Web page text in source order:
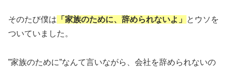
そのたび僕は 「家族のために、辞められないよ」
とウソを
ついていました。
”家族のために”なんて言いながら、会社を辞められないの